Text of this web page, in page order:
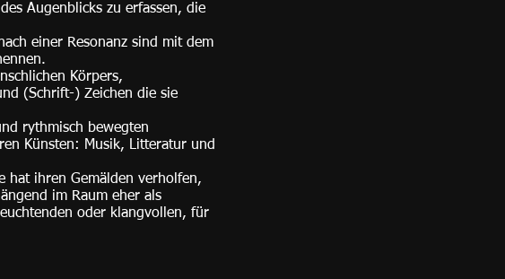
Augenblicks zu erfassen, die
einer Resonanz sind mit dem
Körpers,
(Schrift-) Zeichen die sie
rythmisch bewegten
Künsten: Musik, Litteratur und
hat ihren Gemälden verholfen,
im Raum eher als
oder klangvollen, für